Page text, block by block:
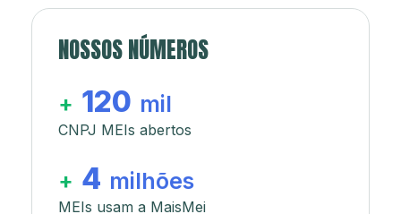
NOSSOS NÚMEROS
+ 120 mil
CNPJ MEIs abertos
+ 4 milhões
MEIs usam a MaisMei